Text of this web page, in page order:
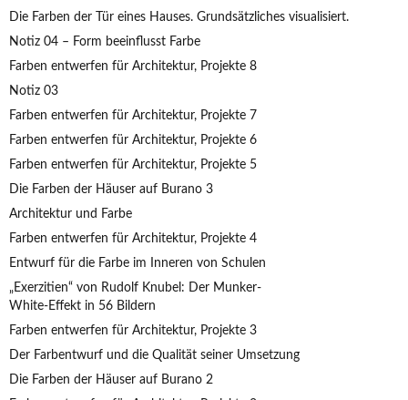
Die Farben der Tür eines Hauses. Grundsätzliches visualisiert.
Notiz 04 – Form beeinflusst Farbe
Farben entwerfen für Architektur, Projekte 8
Notiz 03
Farben entwerfen für Architektur, Projekte 7
Farben entwerfen für Architektur, Projekte 6
Farben entwerfen für Architektur, Projekte 5
Die Farben der Häuser auf Burano 3
Architektur und Farbe
Farben entwerfen für Architektur, Projekte 4
Entwurf für die Farbe im Inneren von Schulen
„Exerzitien“ von Rudolf Knubel: Der Munker-
White-Effekt in 56 Bildern
Farben entwerfen für Architektur, Projekte 3
Der Farbentwurf und die Qualität seiner Umsetzung
Die Farben der Häuser auf Burano 2